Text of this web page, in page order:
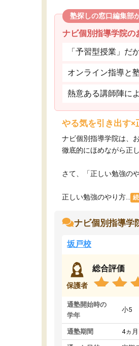
塾探しの窓口編集部
ナビ個別指導学院の
「予習型授業」だ
オンライン指導と
熱意ある講師陣に
やる気を引き出す×
ナビ個別指導学院は、
徹底的にほめながら正
さて、「正しい勉強の
正しい勉強のやり方...
ナビ個別指導学
坂戸校
保護者
総合評価
通塾開始時の
学年
小5
通塾期間 4ヵ